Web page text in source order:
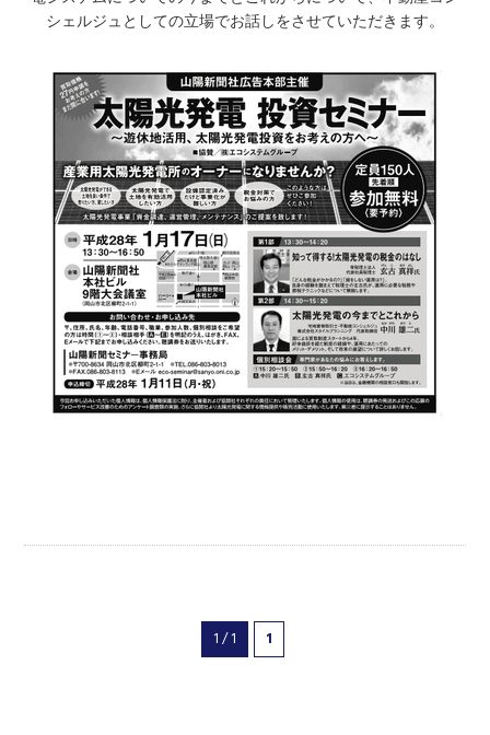
シェルジュとしての立場でお話しをさせていただきます。
1 / 1 1